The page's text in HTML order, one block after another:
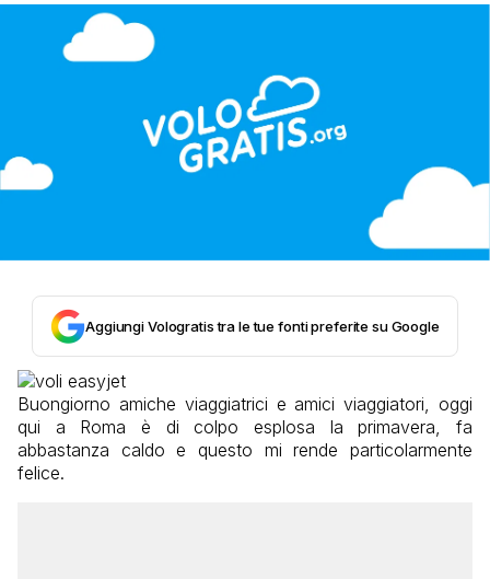
Aggiungi Vologratis tra le tue fonti preferite su Google
Buongiorno amiche viaggiatrici e amici viaggiatori, oggi
qui a Roma è di colpo esplosa la primavera, fa
abbastanza caldo e questo mi rende particolarmente
felice.